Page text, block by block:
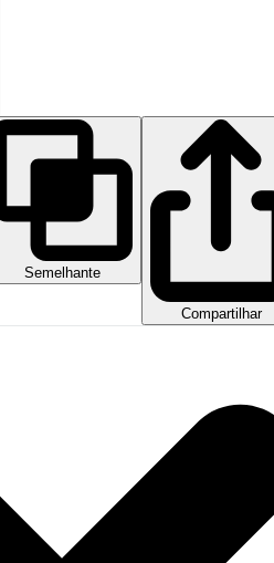
Semelhante
Compartilhar